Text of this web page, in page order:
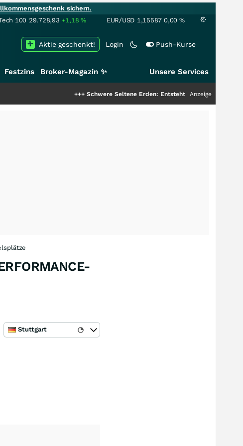
sichern.
100 29.728,93 +1,18% EUR/USD 1,15587 0,00 %
Login Push-Kurse
Aktie geschenkt!
Festzins Broker-Magazin ✨ Unsere Services
Schwere Seltene Erden: Entsteht hier die nächste
Anzeige
Stuttgart